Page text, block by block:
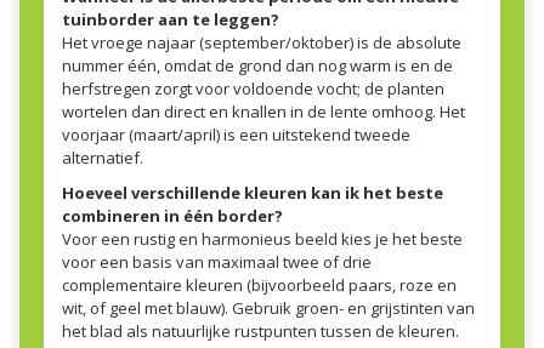
tuinborder aan te leggen?
Het vroege najaar (september/oktober) is de absolute
nummer één, omdat de grond dan nog warm is en de
herfstregen zorgt voor voldoende vocht; de planten
wortelen dan direct en knallen in de lente omhoog. Het
voorjaar (maart/april) is een uitstekend tweede
alternatief.
Hoeveel verschillende kleuren kan ik het beste
combineren in één border?
Voor een rustig en harmonieus beeld kies je het beste
voor een basis van maximaal twee of drie
complementaire kleuren (bijvoorbeeld paars, roze en
wit, of geel met blauw). Gebruik groen- en grijstinten van
het blad als natuurlijke rustpunten tussen de kleuren.